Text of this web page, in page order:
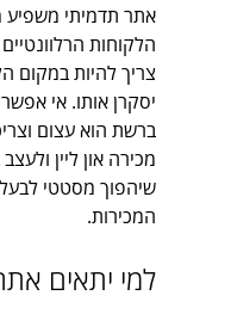
אתר תדמיתי משפיע
הלקוחות
צריך להיות במקום
יסקרן אותו. אי
ברשת הוא עצום
מכירה און ליין
שיהפוך מסטטי
המכירות.
למי יתאים